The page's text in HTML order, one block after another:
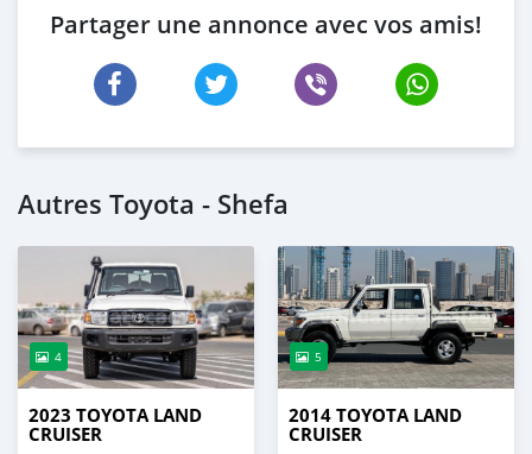
Partager une annonce avec vos amis!
Autres Toyota - Shefa
4
2023 TOYOTA LAND
CRUISER
5
2014 TOYOTA LAND
CRUISER